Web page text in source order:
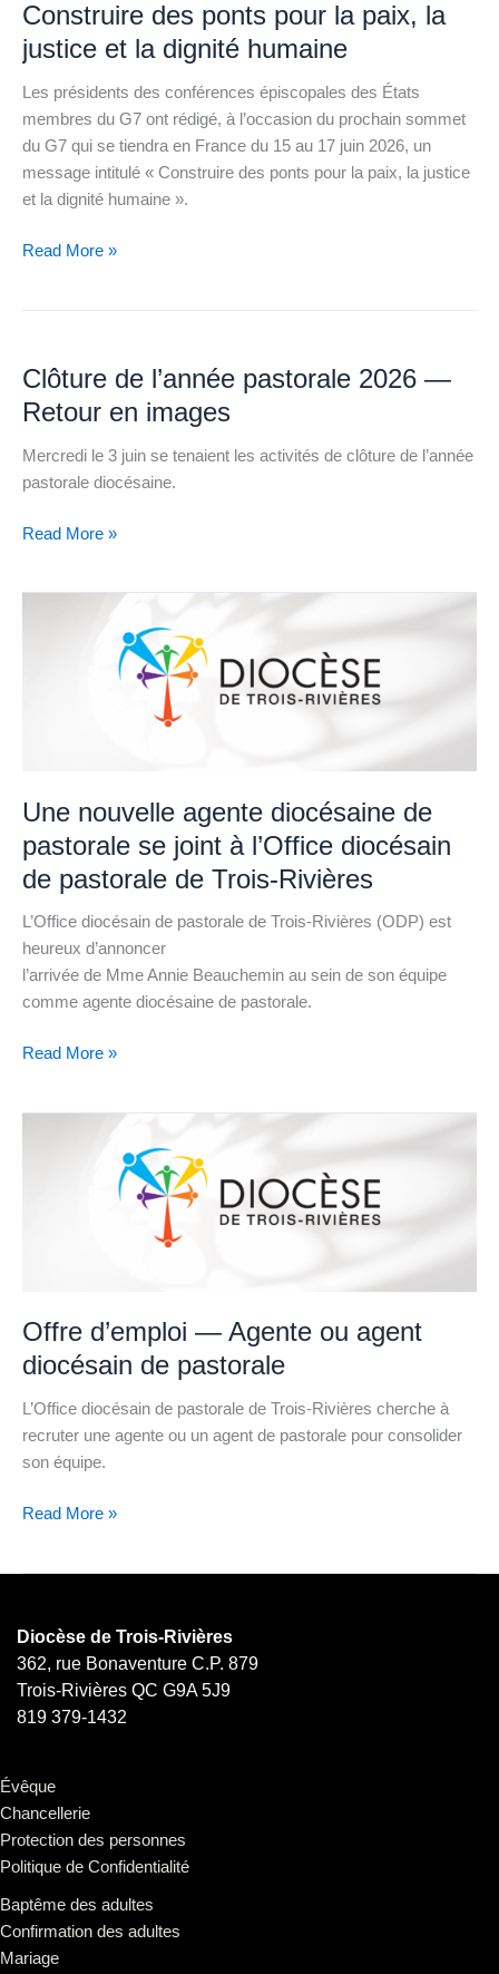
Construire des ponts pour la paix, la
justice et la dignité humaine
Les présidents des conférences épiscopales des États
membres du G7 ont rédigé, à l’occasion du prochain sommet
du G7 qui se tiendra en France du 15 au 17 juin 2026, un
message intitulé « Construire des ponts pour la paix, la justice
et la dignité humaine ».
ponts
pour
la
paix,
la
justice
et
la
humaine
Read More »
Clôture de l’année pastorale 2026 —
Retour en images
Mercredi le 3 juin se tenaient les activités de clôture de l’année
pastorale diocésaine.
l’année
pastorale
—
Retour
images
Read More »
Une nouvelle agente diocésaine de
pastorale se joint à l’Office diocésain
de pastorale de Trois-Rivières
L’Office diocésain de pastorale de Trois-Rivières (ODP) est
heureux d’annoncer
l’arrivée de Mme Annie Beauchemin au sein de son équipe
comme agente diocésaine de pastorale.
à
l’Office
diocésain
pastorale
de
Trois-
Rivières
Read More »
Offre d’emploi — Agente ou agent
diocésain de pastorale
L’Office diocésain de pastorale de Trois-Rivières cherche à
recruter une agente ou un agent de pastorale pour consolider
son équipe.
pastorale
Read More »
Diocèse de Trois-Rivières
362, rue Bonaventure C.P. 879
Trois-Rivières QC G9A 5J9
819 379-1432
Évêque
Chancellerie
Protection des personnes
Politique de Confidentialité
Baptême des adultes
Confirmation des adultes
Mariage